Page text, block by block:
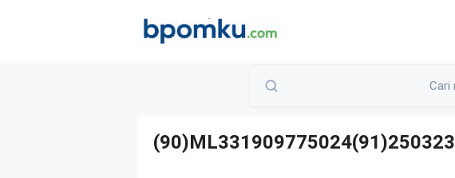
(90)ML331909775024(91)250323